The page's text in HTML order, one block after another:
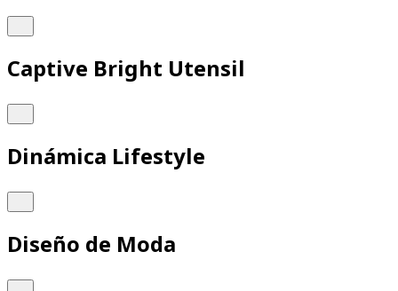
Captive Bright Utensil
Dinámica Lifestyle
Diseño de Moda